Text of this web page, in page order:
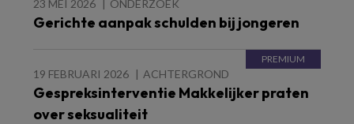
23 MEI 2026 ONDERZOEK
Gerichte aanpak schulden bij jongeren
19 FEBRUARI 2026 ACHTERGROND
Gespreksinterventie Makkelijker praten
over seksualiteit